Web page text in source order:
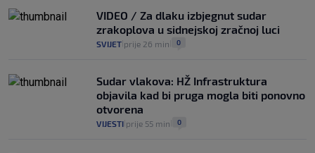
VIDEO / Za dlaku izbjegnut sudar
zrakoplova u sidnejskoj zračnoj luci
SVIJET prije 26 min 0
Sudar vlakova: HŽ Infrastruktura
objavila kad bi pruga mogla biti ponovno
otvorena
VIJESTI prije 55 min 0